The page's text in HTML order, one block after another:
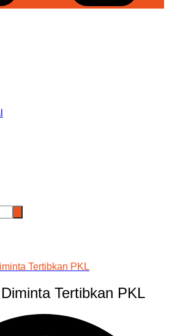
Tertibkan PKL
Tertibkan PKL